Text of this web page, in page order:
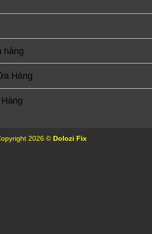
hàng
Hàng
2026 © Dolozi Fix